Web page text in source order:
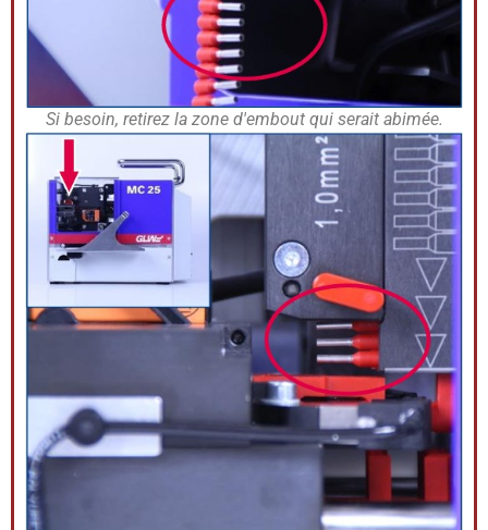
Si besoin, retirez la zone d'embout qui serait abimée.